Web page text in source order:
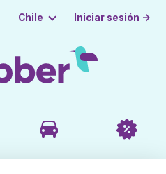
Chile Iniciar sesión →